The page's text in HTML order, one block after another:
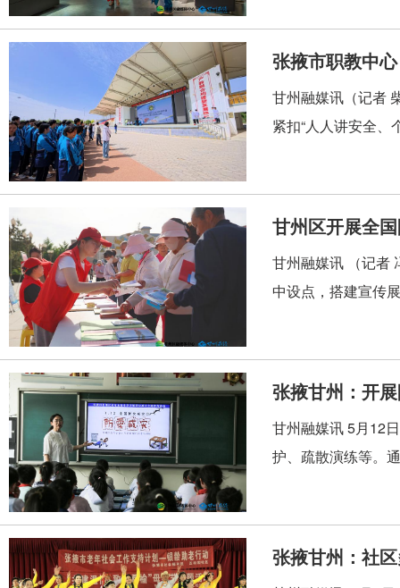
张掖市职教中
甘州融媒讯（记者
紧扣“人人讲安全
甘州区开展全
甘州融媒讯 （记者
中设点，搭建宣传
张掖甘州：开
甘州融媒讯 5月12
护、疏散演练等。
张掖甘州：社